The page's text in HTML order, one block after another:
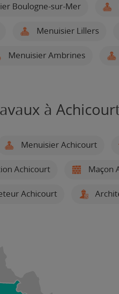
Boulogne-sur-Mer
Menuisier Lillers
Menuisier Ambrines
à
Menuisier Achicourt
Achicourt Maçon
Achicourt